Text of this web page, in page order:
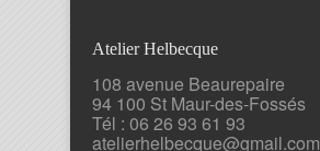
Atelier Helbecque
108 avenue Beaurepaire
94 100 St Maur-des-Fossés
Tél : 06 26 93 61 93
atelierhelbecque@gmail.com